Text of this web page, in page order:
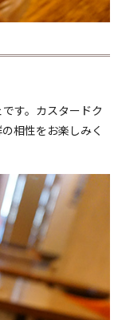
す。カスタードク
相性をお楽しみく